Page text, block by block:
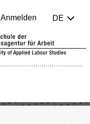
Anmelden DE